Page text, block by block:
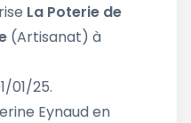
La Poterie de
(Artisanat) à
01/25.
Eynaud en